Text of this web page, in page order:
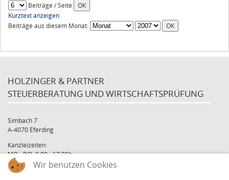
Beiträge / Seite
Kurztext anzeigen
Beiträge aus diesem Monat:
HOLZINGER & PARTNER
STEUERBERATUNG UND WIRTSCHAFTSPRÜFUNG
Simbach 7
A-4070 Eferding
Kanzleizeiten:
MO - DO: 8:00 - 17:00h
FR: 8:00 - 12:00hWir benutzen Cookies